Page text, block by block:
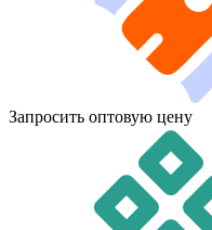
Запросить оптовую цену